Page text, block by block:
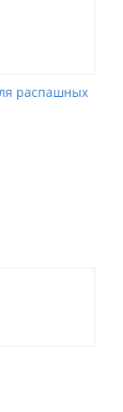
распашных